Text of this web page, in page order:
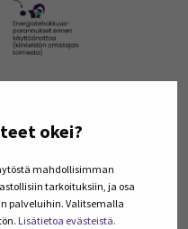
okei?
mahdollisimman
tarkoituksiin, ja osa
palveluihin. Valitsemalla
Lisätietoa evästeistä.